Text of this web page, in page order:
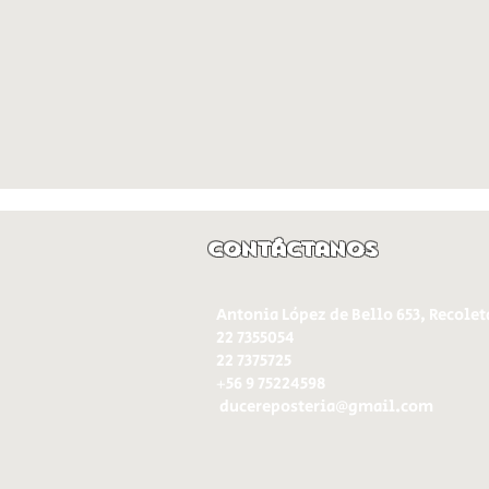
Contáctanos
Antonia López de Bello 653,
22 7355054
22 7375725
+56 9 75224598
ducereposteria@gmail.com